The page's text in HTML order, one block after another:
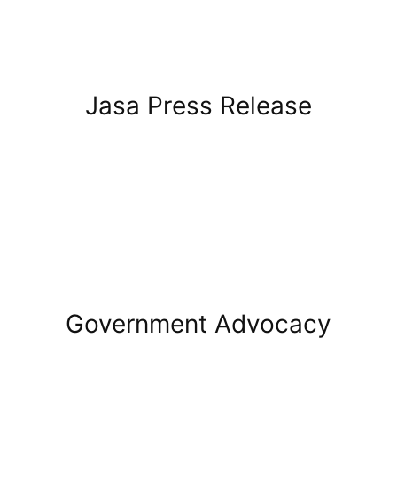
Jasa Press Release
Government Advocacy